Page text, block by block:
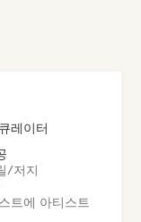
레이터
/저지
트에 아티스트